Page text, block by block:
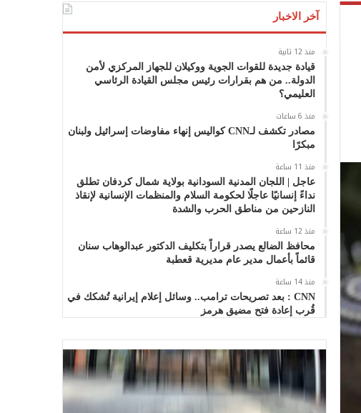
آخر الاخبار
منذ 12 ثانية
قيادة جديدة للقوات الجوية ووكيلان للجهاز المركزي لأمن
الدولة.. من هم بقرارات رئيس مجلس القيادة الرئاسي
العليمي؟
منذ 6 ساعات
مصادر تكشف لـCNN كواليس إنهاء مفاوضات إسرائيل ولبنان
مبكرًا
منذ 11 ساعة
عاجل | اللجان المدنية السودانية بولاية شمال كردفان تطلق
نداءً إنسانيًا عاجلًا لحكومة السلام والمنظمات الإنسانية لإنقاذ
النازحين من مناطق الحرب والشدة
منذ 12 ساعة
محافظ الضالع يصدر قراراً بتكليف الدكتور عبدالوهاب سنان
قائماً بأعمال مدير عام مديرية قعطبة
منذ 14 ساعة
CNN : بعد تصريحات ترامب.. وسائل إعلام إيرانية تُشكك في
قُرب إعادة فتح مضيق هرمز